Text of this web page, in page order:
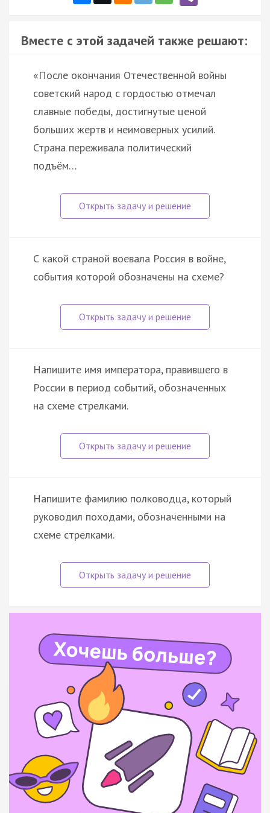
Вместе с этой задачей также решают:
«После окончания Отечественной войны
советский народ с гордостью отмечал
славные победы, достигнутые ценой
больших жертв и неимоверных усилий.
Страна переживала политический
подъём…
С какой страной воевала Россия в войне,
события которой обозначены на схеме?
Напишите имя императора, правившего в
России в период событий, обозначенных
на схеме стрелками.
Напишите фамилию полководца, который
руководил походами, обозначенными на
схеме стрелками.